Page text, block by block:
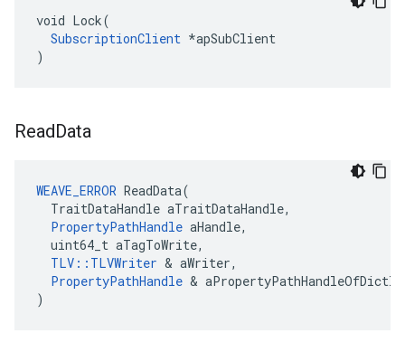
void Lock(
SubscriptionClient *apSubClient
)
ReadData
WEAVE_ERROR ReadData(
  TraitDataHandle aTraitDataHandle,
PropertyPathHandle aHandle,
  uint64_t aTagToWrite,
TLV::TLVWriter & aWriter,
PropertyPathHandle &
)